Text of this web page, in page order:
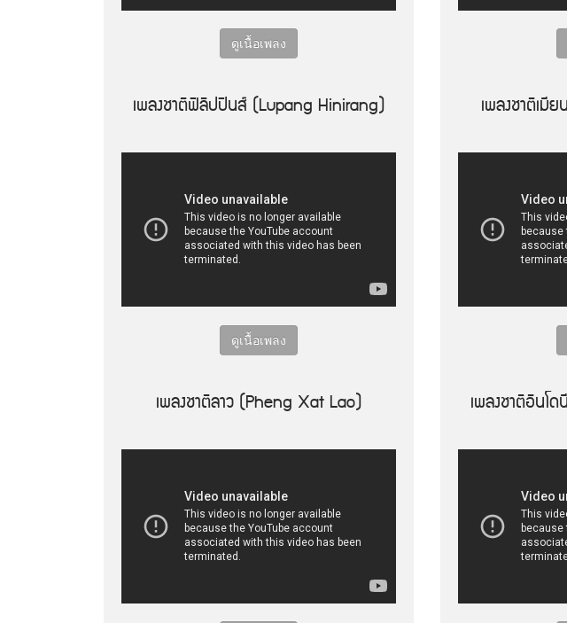
ดูเนื้อเพลง
เพลงชาติฟิลิปปินส์ (Lupang Hinirang)
ดูเนื้อเพลง
เพลงชาติเมี
เพลงชาติลาว (Pheng Xat Lao) เพลงชาติอินโ